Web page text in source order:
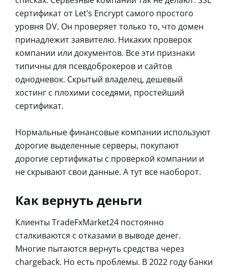
сертификат от Let’s Encrypt самого простого
уровня DV. Он проверяет только то, что домен
принадлежит заявителю. Никаких проверок
компании или документов. Все эти признаки
типичны для псевдоброкеров и сайтов
однодневок. Скрытый владелец, дешевый
хостинг с плохими соседями, простейший
сертификат.
Нормальные финансовые компании используют
дорогие выделенные серверы, покупают
дорогие сертификаты с проверкой компании и
не скрывают свои данные. А тут все наоборот.
Как вернуть деньги
Клиенты TradeFxMarket24 постоянно
сталкиваются с отказами в выводе денег.
Многие пытаются вернуть средства через
chargeback. Но есть проблемы. В 2022 году банки